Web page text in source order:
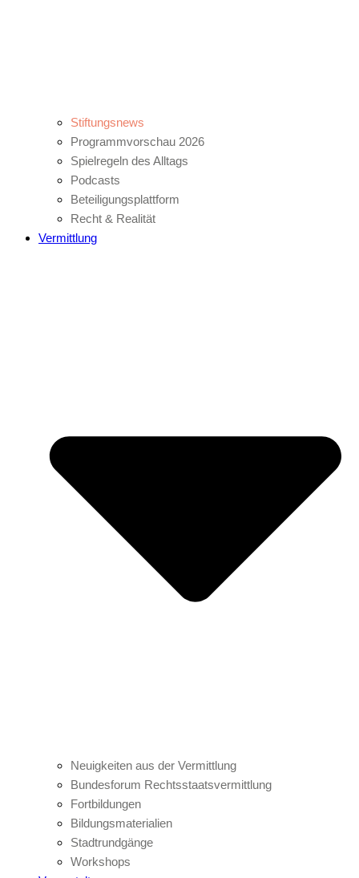
Stiftungsnews
Programmvorschau 2026
Spielregeln des Alltags
Podcasts
Beteiligungsplattform
Recht & Realität
Vermittlung
Neuigkeiten aus der Vermittlung
Bundesforum Rechtsstaatsvermittlung
Fortbildungen
Bildungsmaterialien
Stadtrundgänge
Workshops